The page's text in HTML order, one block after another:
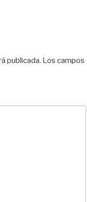
publicada. Los campos